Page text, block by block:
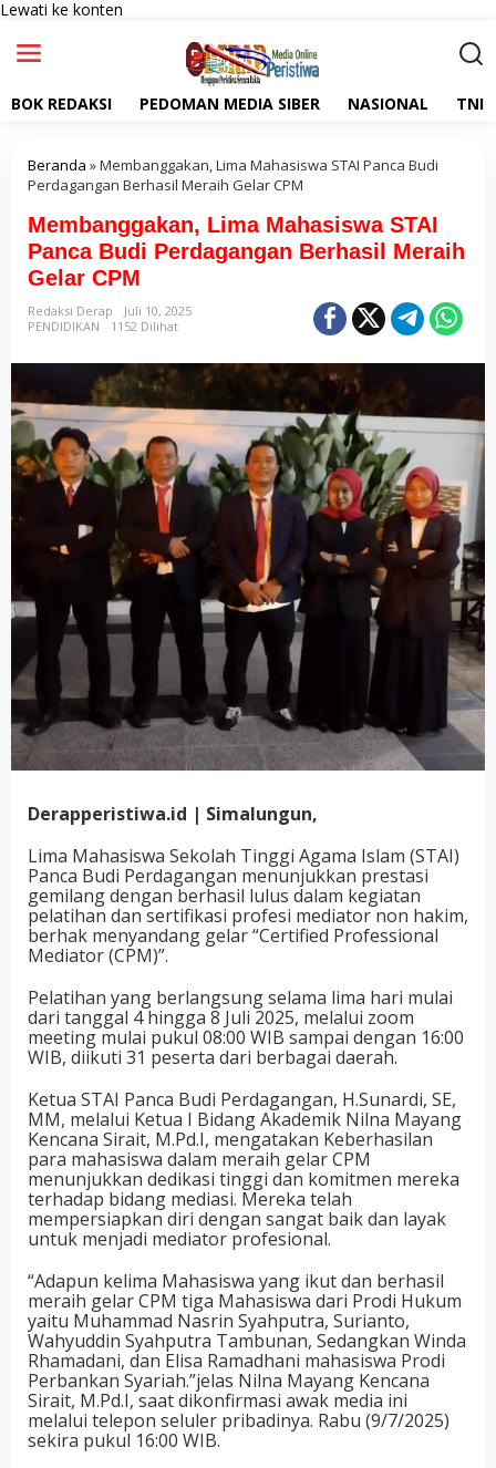
Lewati ke konten
BOK REDAKSI PEDOMAN MEDIA SIBER NASIONAL TNI
Beranda »Membanggakan, Lima Mahasiswa STAI Panca Budi
Perdagangan Berhasil Meraih Gelar CPM
Membanggakan, Lima Mahasiswa STAI
Panca Budi Perdagangan Berhasil Meraih
Gelar CPM
Redaksi Derap
Juli 10, 2025
PENDIDIKAN
1152 Dilihat
Derapperistiwa.id | Simalungun,
Lima Mahasiswa Sekolah Tinggi Agama Islam (STAI)
Panca Budi Perdagangan menunjukkan prestasi
gemilang dengan berhasil lulus dalam kegiatan
pelatihan dan sertifikasi profesi mediator non hakim,
berhak menyandang gelar “Certified Professional
Mediator (CPM)”.
Pelatihan yang berlangsung selama lima hari mulai
dari tanggal 4 hingga 8 Juli 2025, melalui zoom
meeting mulai pukul 08:00 WIB sampai dengan 16:00
WIB, diikuti 31 peserta dari berbagai daerah.
Ketua STAI Panca Budi Perdagangan, H.Sunardi, SE,
MM, melalui Ketua I Bidang Akademik Nilna Mayang
Kencana Sirait, M.Pd.I, mengatakan Keberhasilan
para mahasiswa dalam meraih gelar CPM
menunjukkan dedikasi tinggi dan komitmen mereka
terhadap bidang mediasi. Mereka telah
mempersiapkan diri dengan sangat baik dan layak
untuk menjadi mediator profesional.
“Adapun kelima Mahasiswa yang ikut dan berhasil
meraih gelar CPM tiga Mahasiswa dari Prodi Hukum
yaitu Muhammad Nasrin Syahputra, Surianto,
Wahyuddin Syahputra Tambunan, Sedangkan Winda
Rhamadani, dan Elisa Ramadhani mahasiswa Prodi
Perbankan Syariah.”jelas Nilna Mayang Kencana
Sirait, M.Pd.I, saat dikonfirmasi awak media ini
melalui telepon seluler pribadinya. Rabu (9/7/2025)
sekira pukul 16:00 WIB.